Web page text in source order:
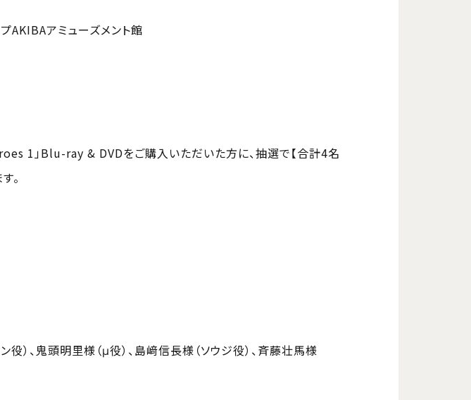
AKIBAアミューズメント館
1」Blu-ray & DVDをご購入いただいた方に、抽選で【合計4名
。
）、鬼頭明里様（μ役）、島﨑信長様（ソウジ役）、斉藤壮馬様